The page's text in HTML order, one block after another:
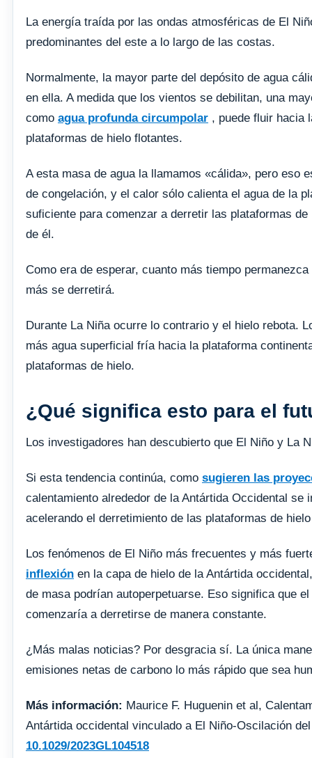
La energía traída por las ondas atmosféricas de El
predominantes del este a lo largo de las costas.
Normalmente, la mayor parte del depósito de agua
en ella. A medida que los vientos se debilitan, una
como agua profunda circumpolar , puede fluir hacia
plataformas de hielo flotantes.
A esta masa de agua la llamamos «cálida», pero eso
de congelación, y el calor sólo calienta el agua de la
suficiente para comenzar a derretir las plataformas
de él.
Como era de esperar, cuanto más tiempo
más se derretirá.
Durante La Niña ocurre lo contrario y el hielo rebota.
más agua superficial fría hacia la plataforma
plataformas de hielo.
¿Qué significa esto para el
Los investigadores han descubierto que El Niño y La
Si esta tendencia continúa, como sugieren las
calentamiento alrededor de la Antártida Occidental
acelerando el derretimiento de las plataformas de
Los fenómenos de El Niño más frecuentes y más
inflexión en la capa de hielo de la Antártida
de masa podrían autoperpetuarse. Eso significa que
comenzaría a derretirse de manera constante.
¿Más malas noticias? Por desgracia sí. La única
emisiones netas de carbono lo más rápido que sea
Más información: Maurice F. Huguenin et al,
Antártida occidental vinculado a El Niño‐Oscilación
10.1029/2023GL104518